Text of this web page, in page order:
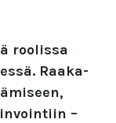
roolissa
Raaka-
–